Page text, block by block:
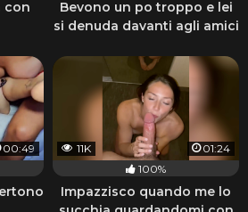
con
Bevono un po troppo e lei
si denuda davanti agli amici
00:49
11K
01:24
100%
Impazzisco quando me lo